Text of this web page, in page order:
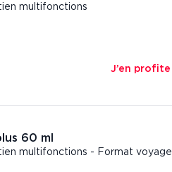
multifonctions
J’en profite
60 ml
multifonctions - Format voyage